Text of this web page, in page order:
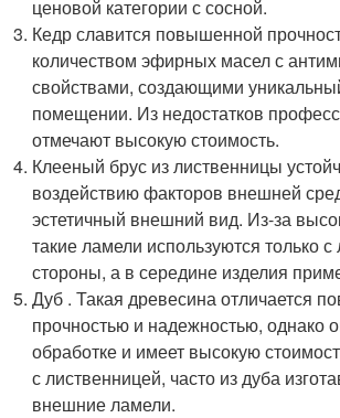
ценовой категории с сосной.
Кедр славится повышенной
количеством эфирных масел с
свойствами, создающими
помещении. Из недостатков
отмечают высокую стоимость.
Клееный брус из лиственницы
воздействию факторов внешней
эстетичный внешний вид. Из-за
такие ламели используются только
стороны, а в середине изделия
Дуб . Такая древесина отличается
прочностью и надежностью, однако
обработке и имеет высокую
с лиственницей, часто из дуба
внешние ламели.